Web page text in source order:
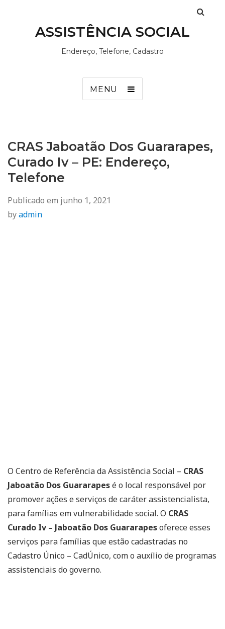
ASSISTÊNCIA SOCIAL
Endereço, Telefone, Cadastro
MENU
CRAS Jaboatão Dos Guararapes,
Curado Iv – PE: Endereço,
Telefone
Publicado em junho 1, 2021
byadmin
O Centro de Referência da Assistência Social – CRAS
Jaboatão Dos Guararapesé o local responsável por
promover ações e serviços de caráter assistencialista,
para famílias em vulnerabilidade social. O CRAS
Curado Iv – Jaboatão Dos Guararapesoferece esses
serviços para famílias que estão cadastradas no
Cadastro Único – CadÚnico, com o auxílio de programas
assistenciais do governo.